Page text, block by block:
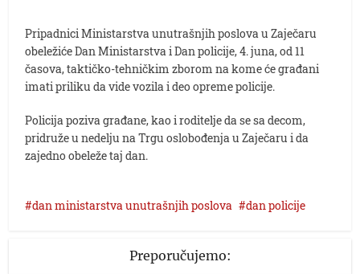
Pripadnici Ministarstva unutrašnjih poslova u Zaječaru
obeležiće Dan Ministarstva i Dan policije, 4. juna, od 11
časova, taktičko-tehničkim zborom na kome će građani
imati priliku da vide vozila i deo opreme policije.
Policija poziva građane, kao i roditelje da se sa decom,
pridruže u nedelju na Trgu oslobođenja u Zaječaru i da
zajedno obeleže taj dan.
dan ministarstva unutrašnjih poslova dan policije
Preporučujemo: